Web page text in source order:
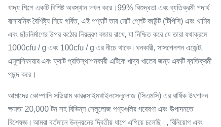
খাদ্য শিল্পে একটি বিশিষ্ট অবস্থান দখল করে।99% বিশুদ্ধতা এবং ব্যতিক্রমী পদার্থ
রাসায়নিক বৈশিষ্ট্য নিয়ে গর্বিত, এই পণ্যটি তার মোট প্লেট কাউন্ট (টিপিসি) এবং খামির
এবং ছাঁচনির্মাণের উপর কঠোর নিয়ন্ত্রণ বজায় রাখে, যা নিশ্চিত করে যে তারা যথাক্রমে
1000cfu / g এবং 100cfu / g এর নীচে থাকে।ঘনকারী, সাসপেনশন এজেন্ট,
এমুলসিফায়ার এবং ফ্যাট প্রতিস্থাপনকারী এটিকে খাদ্য খাতের জন্য একটি ব্যতিক্রমী
পছন্দ করে।
আমাদের কোম্পানি সডিয়াম কারবক্সাইমথাইলসেলুলোজ (সিএমসি) এর বার্ষিক উৎপাদন
ক্ষমতা 20,000 টন সহ বিভিন্ন সেলুলোজ পণ্যগুলির গবেষণা এবং উত্পাদনতে
বিশেষজ্ঞ।আমরা বর্তমানে উন্নয়নের দ্বিতীয় ধাপে এগিয়ে চলেছি।, বিনিয়োগ এবং